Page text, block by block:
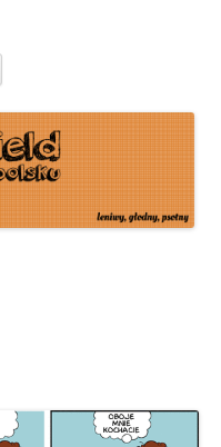
Przeskocz
treści